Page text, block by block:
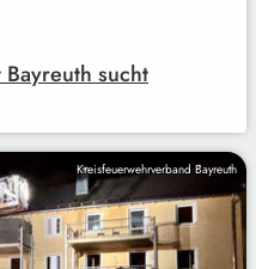
sucht
Kreisfeuerwehrverband Bayreuth